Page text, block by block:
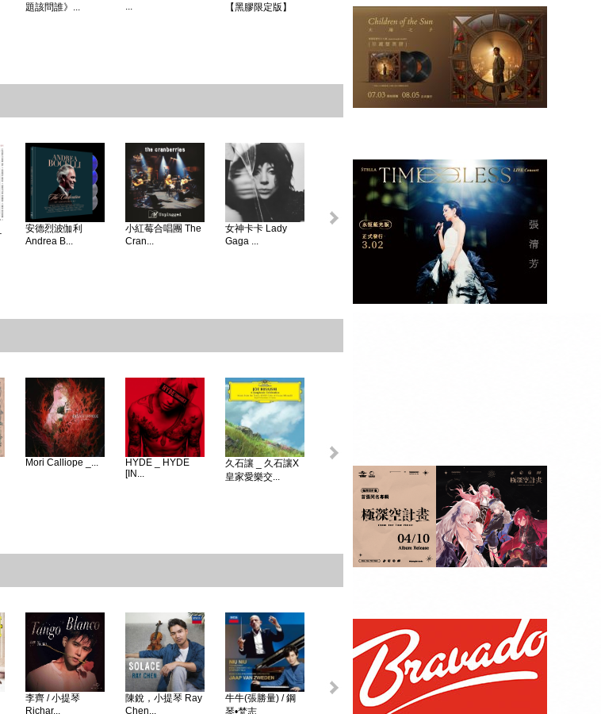
題該問誰》...
...
【黑膠限定版】
安德烈波伽利
Andrea B...
小紅莓合唱團 The
Cran...
女神卡卡 Lady
Gaga ...
怪奇比莉 BILLIE
蘿兒 Lorde _ 聖女
莎賓娜卡本特
Sabrina ...
Mori Calliope _...
HYDE _ HYDE
[IN...
久石讓 _ 久石讓X
皇家愛樂交...
初音未來 _
MAGICAL ...
贈品：SPECIAL
BOOK+視覺貼紙
10張SET+特典影
李齊 / 小提琴
Richar...
陳銳，小提琴 Ray
Chen...
牛牛(張勝量) / 鋼
琴•梵志...
戴安娜‧克瑞兒
環球DG古典音樂